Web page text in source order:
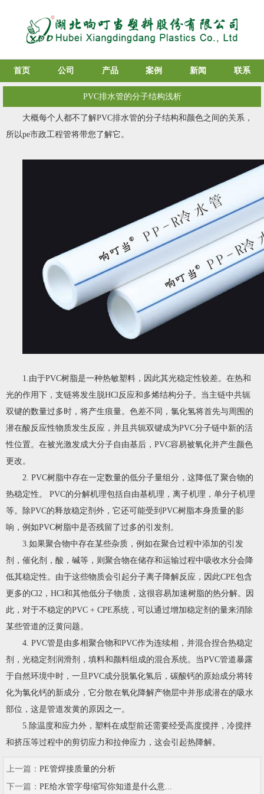
首页 公司 产品 案例 新闻 联系
PVC排水管的分子结构浅析
大概每个人都不了解PVC排水管的分子结构和颜色之间的关系，
所以pe市政工程管将带您了解它。
1.由于PVC树脂是一种热敏塑料，因此其光稳定性较差。在热和
光的作用下，支链将发生脱HCl反应和多烯结构分子。当主链中共轭
双键的数量过多时，将产生痕量。色差不同，氯化氢将首先与周围的
潜在酸反应性物质发生反应，并且共轭双键成为PVC分子链中新的活
性位置。在被光激发成大分子自由基后，PVC容易被氧化并产生颜色
更改。
2. PVC树脂中存在一定数量的低分子量组分，这降低了聚合物的
热稳定性。 PVC的分解机理包括自由基机理，离子机理，单分子机理
等。除PVC的释放稳定剂外，它还可能受到PVC树脂本身质量的影
响，例如PVC树脂中是否残留了过多的引发剂。
3.如果聚合物中存在某些杂质，例如在聚合过程中添加的引发
剂，催化剂，酸，碱等，则聚合物在储存和运输过程中吸收水分会降
低其稳定性。由于这些物质会引起分子离子降解反应，因此CPE包含
更多的Cl2，HCl和其他低分子物质，这很容易加速树脂的热分解。因
此，对于不稳定的PVC + CPE系统，可以通过增加稳定剂的量来消除
某些管道的泛黄问题。
4. PVC管是由多相聚合物和PVC作为连续相，并混合捏合热稳定
剂，光稳定剂润滑剂，填料和颜料组成的混合系统。当PVC管道暴露
于自然环境中时，一旦PVC成分脱氯化氢后，碳酸钙的原始成分将转
化为氯化钙的新成分，它分散在氧化降解产物层中并形成潜在的吸水
部位，这是管道发黄的原因之一。
5.除温度和应力外，塑料在成型前还需要经受高度搅拌，冷搅拌
和挤压等过程中的剪切应力和拉伸应力，这会引起热降解。
上一篇： PE管焊接质量的分析
下一篇： PE给水管字母缩写你知道是什么意...